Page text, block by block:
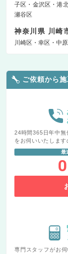
子区
金沢区 港
瀬谷区
神奈川県 川崎
川崎区 幸区 中
ご依頼から
24時間365日年中無
をお伺いいたしま
最
専門スタッフがお